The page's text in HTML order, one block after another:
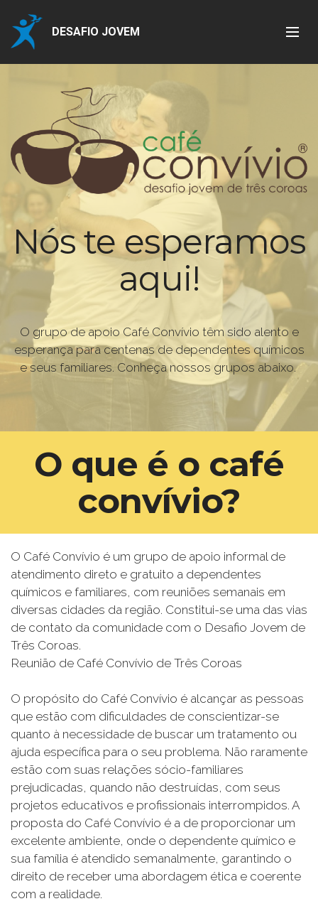
DESAFIO JOVEM
Nós te esperamos
aqui!
O grupo de apoio Café Convívio têm sido alento e
esperança para centenas de dependentes químicos
e seus familiares. Conheça nossos grupos abaixo.
O que é o café
convívio?
O Café Convívio é um grupo de apoio informal de
atendimento direto e gratuito a dependentes
químicos e familiares, com reuniões semanais em
diversas cidades da região. Constitui-se uma das vias
de contato da comunidade com o Desafio Jovem de
Três Coroas.
Reunião de Café Convívio de Três Coroas
O propósito do Café Convívio é alcançar as pessoas
que estão com dificuldades de conscientizar-se
quanto à necessidade de buscar um tratamento ou
ajuda específica para o seu problema. Não raramente
estão com suas relações sócio-familiares
prejudicadas, quando não destruídas, com seus
projetos educativos e profissionais interrompidos. A
proposta do Café Convívio é a de proporcionar um
excelente ambiente, onde o dependente químico e
sua família é atendido semanalmente, garantindo o
direito de receber uma abordagem ética e coerente
com a realidade.